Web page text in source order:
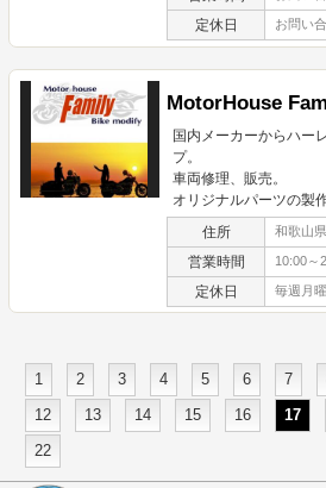
定休日 お問い
MotorHouse
国内メーカーからハー
プ。
車両修理、販売。
オリジナルパーツの製作
住所 和歌山
営業時間 10:00～
定休日 毎週月
1 2 3 4 5 6 7
12
13 14 15 16 17
22